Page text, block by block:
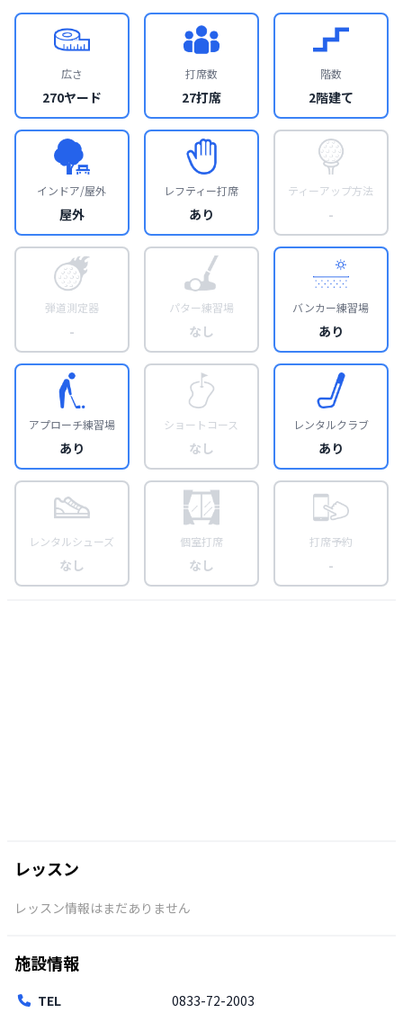
広さ
270ヤード
打席数
27打席
階数
2階建て
インドア/屋外
屋外
レフティー打席
あり
ティーアップ方法
-
弾道測定器
-
パター練習場
なし
バンカー練習場
あり
アプローチ練習場
あり
ショートコース
なし
レンタルクラブ
あり
レンタルシューズ
なし
個室打席
なし
打席予約
-
レッスン
レッスン情報はまだありません
施設情報
TEL 0833-72-2003